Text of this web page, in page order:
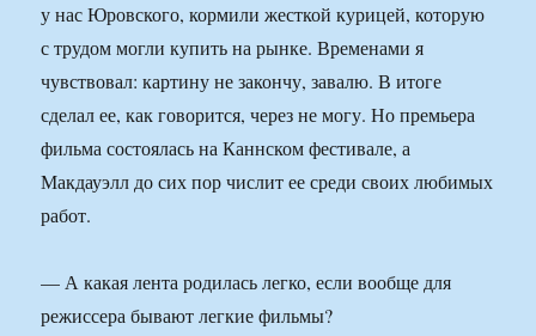
у нас Юровского, кормили жесткой курицей, которую
с трудом могли купить на рынке. Временами я
чувствовал: картину не закончу, завалю. В итоге
сделал ее, как говорится, через не могу. Но премьера
фильма состоялась на Каннском фестивале, а
Макдауэлл до сих пор числит ее среди своих любимых
работ.
— А какая лента родилась легко, если вообще для
режиссера бывают легкие фильмы?